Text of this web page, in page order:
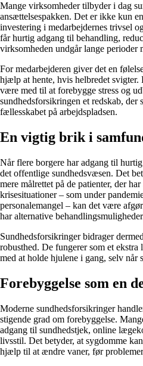
Mange virksomheder tilbyder i dag
ansættelsespakken. Det er ikke kun
investering i medarbejdernes trivsel
får hurtig adgang til behandling,
virksomheden undgår lange perioder
For medarbejderen giver det en
hjælp at hente, hvis helbredet svigter.
være med til at forebygge stress og
sundhedsforsikringen et redskab, der
fællesskabet på arbejdspladsen.
En vigtig brik i
Når flere borgere har adgang til
det offentlige sundhedsvæsen. Det
mere målrettet på de patienter, der
krisesituationer – som under
personalemangel – kan det være
har alternative
Sundhedsforsikringer bidrager
robusthed. De fungerer som et
med at holde hjulene i gang, selv når
Forebyggelse som en
Moderne sundhedsforsikringer
stigende grad om forebyggelse.
adgang til sundhedstjek, online
livsstil. Det betyder, at sygdomme
hjælp til at ændre vaner, før